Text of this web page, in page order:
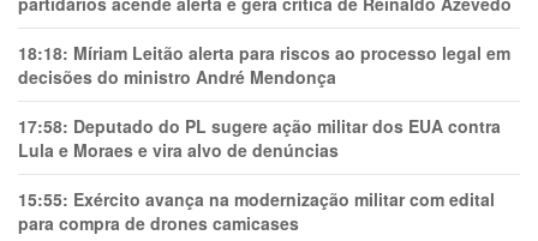
18:18: Míriam Leitão alerta para riscos ao processo legal em
decisões do ministro André Mendonça
17:58: Deputado do PL sugere ação militar dos EUA contra
Lula e Moraes e vira alvo de denúncias
15:55: Exército avança na modernização militar com edital
para compra de drones camicases